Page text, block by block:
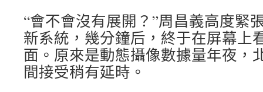
“會不會沒有展開？”周昌義高度緊
新系統，幾分鐘后，終于在屏幕上
面。原來是動態攝像數據量年夜，
間接受稍有延時。